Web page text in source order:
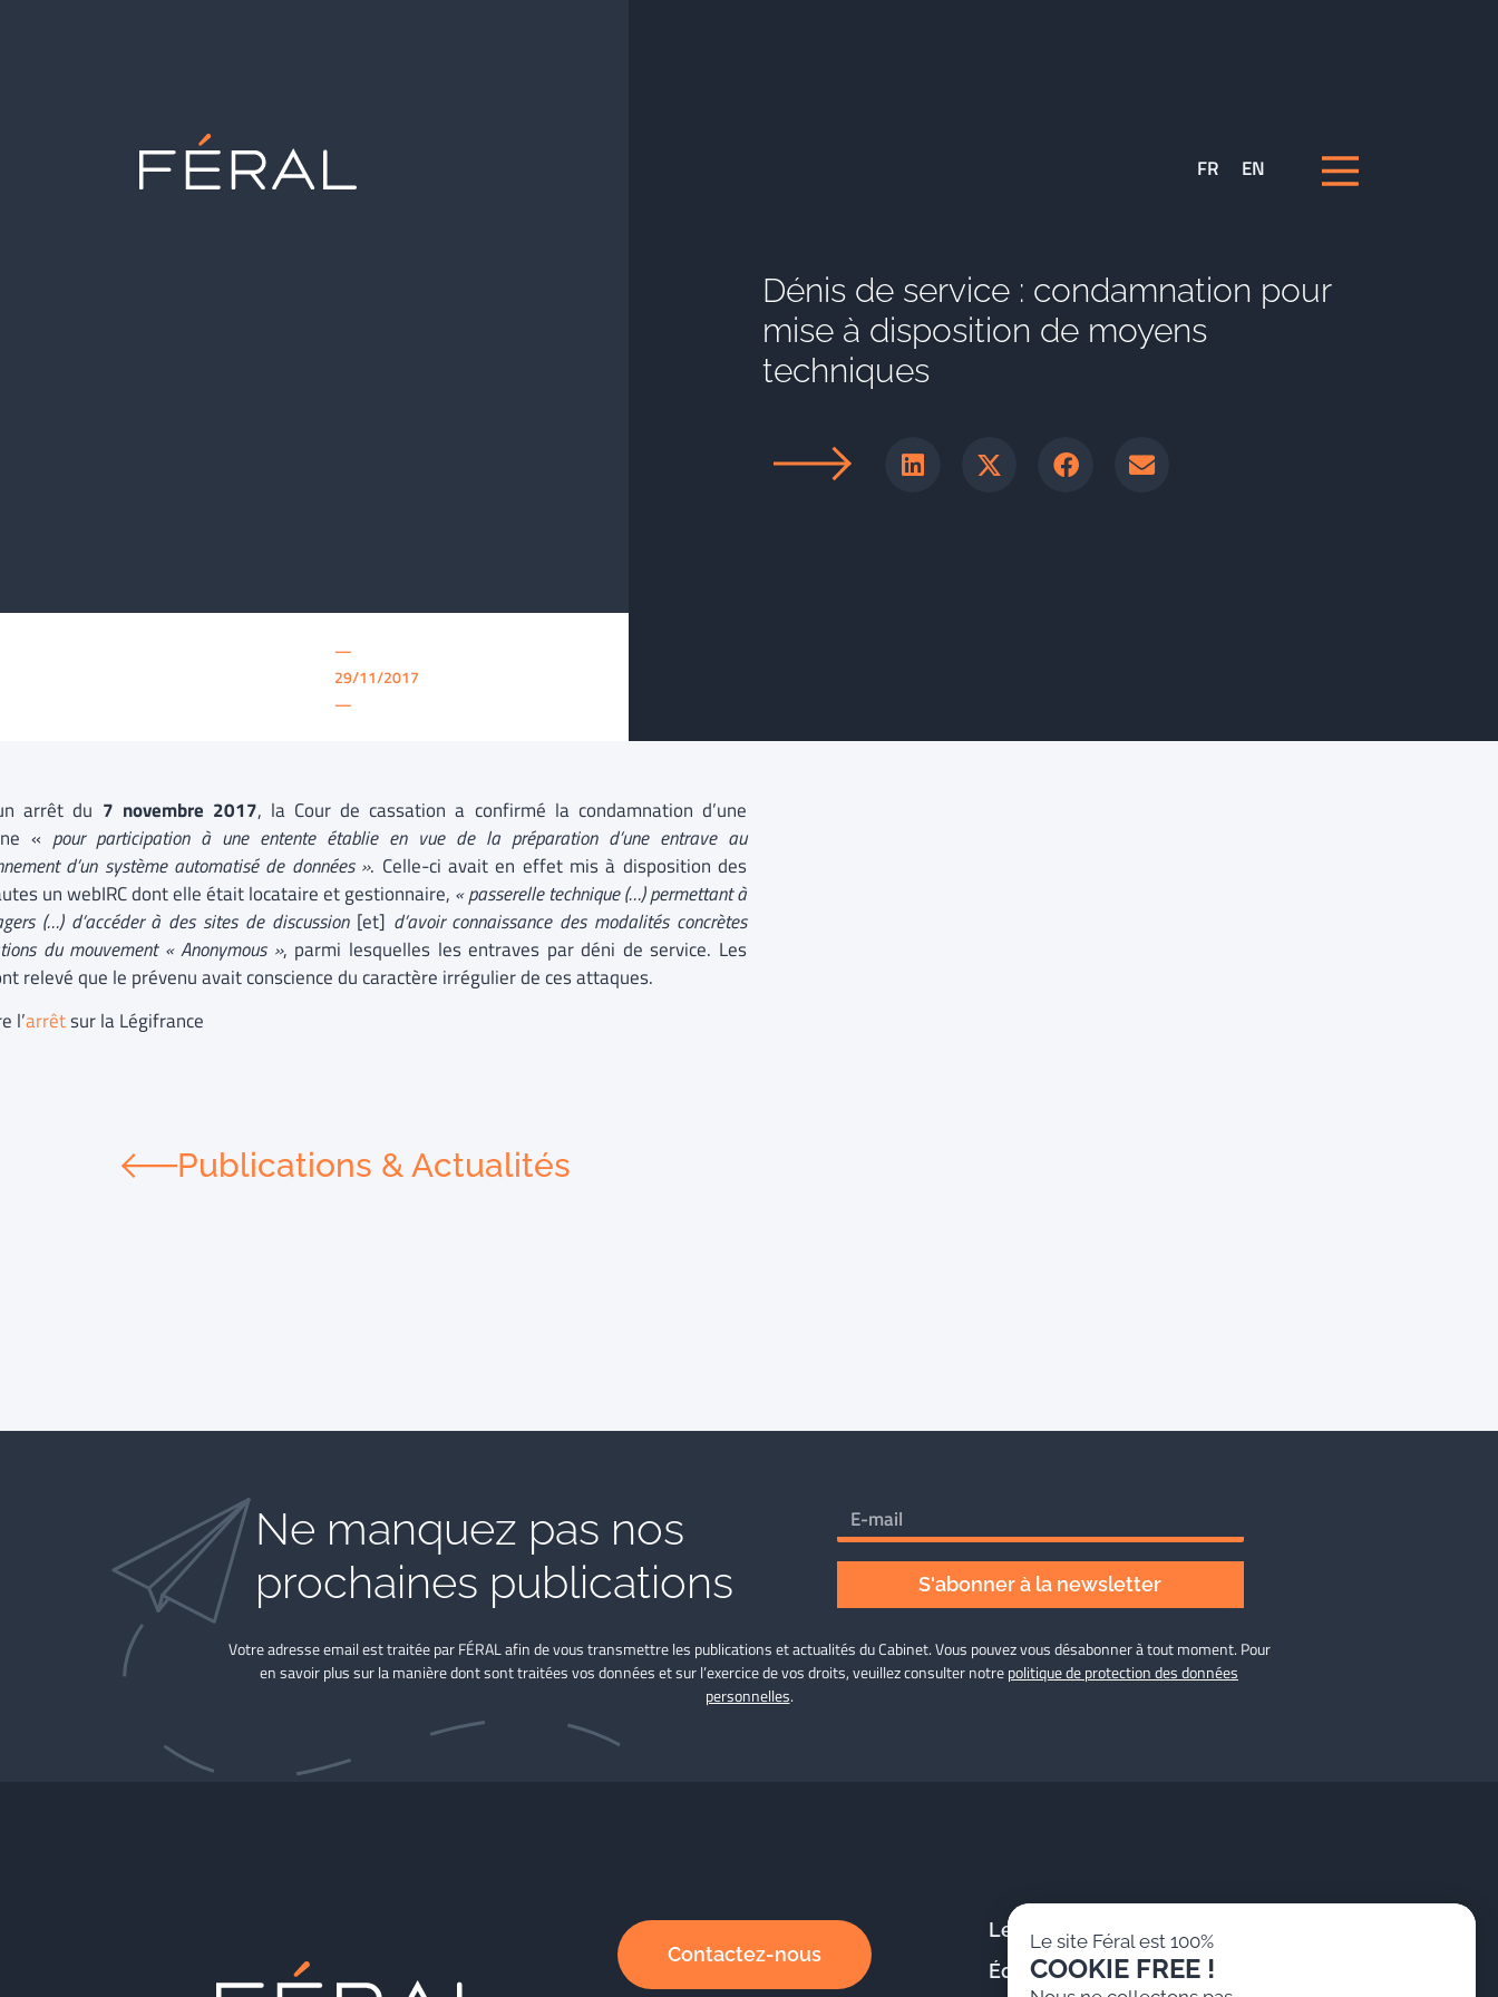
FR EN
—
29/11/2017
—
Dénis de service : condamnation pour
mise à disposition de moyens
techniques
arrêt du 7 novembre 2017, la Cour de cassation a confirmé la condamnation d’une
« pour participation à une entente établie en vue de la préparation d’une entrave au
d’un système automatisé de données ». Celle-ci avait en effet mis à disposition des
un webIRC dont elle était locataire et gestionnaire, « passerelle technique (…) permettant à
(…) d’accéder à des sites de discussion [et] d’avoir connaissance des modalités concrètes
du mouvement « Anonymous », parmi lesquelles les entraves par déni de service. Les
relevé que le prévenu avait conscience du caractère irrégulier de ces attaques.
l’arrêtsur la Légifrance
Publications & Actualités
Ne manquez pas nos
prochaines publications
S'abonner à la newsletter
Votre adresse email est traitée par FÉRAL afin de vous transmettre les publications et actualités du Cabinet. Vous pouvez vous désabonner à tout moment. Pour
en savoir plus sur la manière dont sont traitées vos données et sur l’exercice de vos droits, veuillez consulter notrepolitique de protection des données
personnelles.
Contactez-nous
Le Cabinet
Équipe
Publications &
Actualités
Le site Féral est 100%
COOKIE FREE !